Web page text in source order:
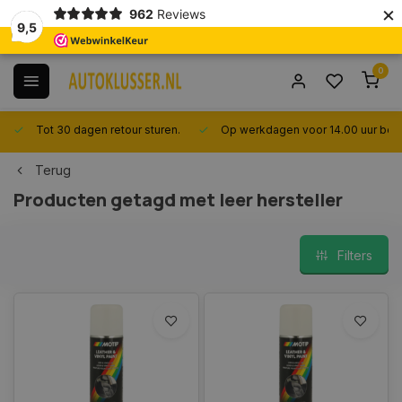
9,5
962 Reviews ×
0
Tot 30 dagen retour sturen. Op werkdagen voor 14.00 uur
Terug
Producten getagd met leer hersteller
Filters